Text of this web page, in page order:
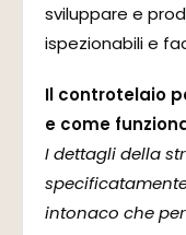
sviluppare e
ispezionabili e
Il controtelaio
e come
I dettagli della
intonaco che